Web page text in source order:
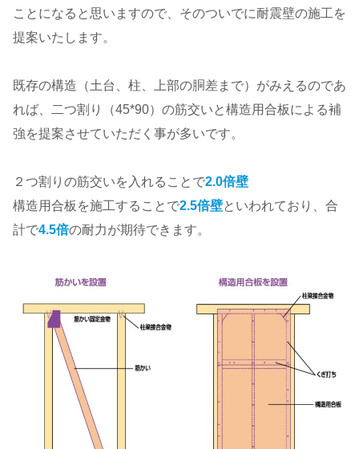
ことになると思いますので、そのついでに耐震壁の施工を
提案いたします。
既存の構造（土台、柱、上部の胴差まで）がみえるのであ
れば、二つ割り（45*90）の筋交いと構造用合板による補
強を提案させていただく事が多いです。
２つ割りの筋交いを入れることで2.0倍壁
構造用合板を施工することで2.5倍壁といわれており、合
計で4.5倍の耐力が期待できます。